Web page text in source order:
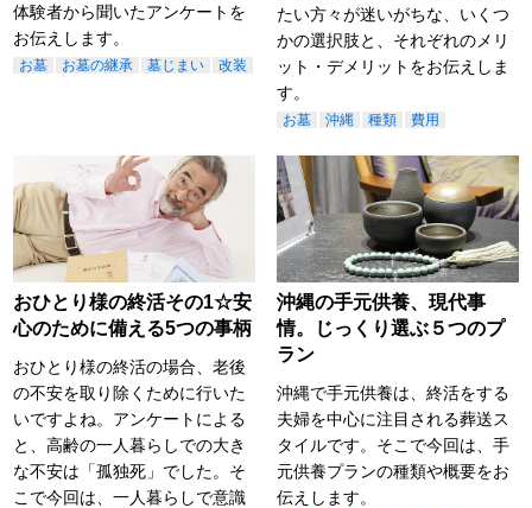
体験者から聞いたアンケートを
お伝えします。
お墓 お墓の継承 墓じまい 改装
たい方々が迷いがちな、いくつ
かの選択肢と、それぞれのメリ
ット・デメリットをお伝えしま
す。
お墓 沖縄 種類 費用
おひとり様の終活その1☆安
心のために備える5つの事柄
おひとり様の終活の場合、老後
の不安を取り除くために行いた
いですよね。アンケートによる
と、高齢の一人暮らしでの大き
な不安は「孤独死」でした。そ
こで今回は、一人暮らしで意識
沖縄の手元供養、現代事
情。じっくり選ぶ５つのプ
ラン
沖縄で手元供養は、終活をする
夫婦を中心に注目される葬送ス
タイルです。そこで今回は、手
元供養プランの種類や概要をお
伝えします。